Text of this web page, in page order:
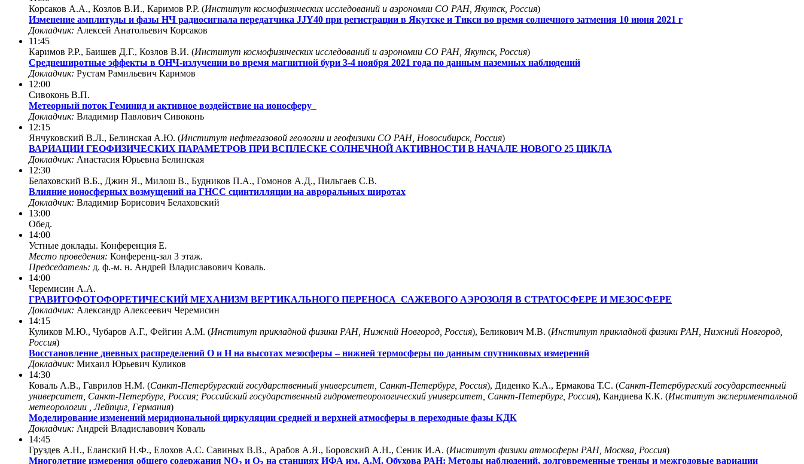
Корсаков А.А., Козлов В.И., Каримов Р.Р. (Институт космофизических исследований и аэрономии СО РАН, Якутск, Россия)
Изменение амплитуды и фазы НЧ радиосигнала передатчика JJY40 при регистрации в Якутске и Тикси во время солнечного затмения 10 июня 2021 г
Докладчик: Алексей Анатольевич Корсаков
11:45
Каримов Р.Р., Баишев Д.Г., Козлов В.И. (Институт космофизических исследований и аэрономии СО РАН, Якутск, Россия)
Среднеширотные эффекты в ОНЧ-излучении во время магнитной бури 3-4 ноября 2021 года по данным наземных наблюдений
Докладчик: Рустам Рамильевич Каримов
12:00
Сивоконь В.П.
Метеорный поток Геминид и активное воздействие на ионосферу
Докладчик: Владимир Павлович Сивоконь
12:15
Янчуковский В.Л., Белинская А.Ю. (Институт нефтегазовой геологии и геофизики СО РАН, Новосибирск, Россия)
ВАРИАЦИИ ГЕОФИЗИЧЕСКИХ ПАРАМЕТРОВ ПРИ ВСПЛЕСКЕ СОЛНЕЧНОЙ АКТИВНОСТИ В НАЧАЛЕ НОВОГО 25 ЦИКЛА
Докладчик: Анастасия Юрьевна Белинская
12:30
Белаховский В.Б., Джин Я., Милош В., Будников П.А., Гомонов А.Д., Пильгаев С.В.
Влияние ионосферных возмущений на ГНСС сцинтилляции на авроральных широтах
Докладчик: Владимир Борисович Белаховский
13:00
Обед.
14:00
Устные доклады. Конференция E.
Место проведения: Конференц-зал 3 этаж.
Председатель: д. ф.-м. н. Андрей Владиславович Коваль.
14:00
Черемисин А.А.
ГРАВИТОФОТОФОРЕТИЧЕСКИЙ МЕХАНИЗМ ВЕРТИКАЛЬНОГО ПЕРЕНОСА САЖЕВОГО АЭРОЗОЛЯ В СТРАТОСФЕРЕ И МЕЗОСФЕРЕ
Докладчик: Александр Алексеевич Черемисин
14:15
Куликов М.Ю., Чубаров А.Г., Фейгин А.М. (Институт прикладной физики РАН, Нижний Новгород, Россия), Беликович М.В. (Институт прикладной физики РАН, Нижний Новгород,
Россия)
Восстановление дневных распределений О и Н на высотах мезосферы – нижней термосферы по данным спутниковых измерений
Докладчик: Михаил Юрьевич Куликов
14:30
Коваль А.В., Гаврилов Н.М. (Санкт-Петербургский государственный университет, Санкт-Петербург, Россия), Диденко К.А., Ермакова Т.С. (Санкт-Петербургский государственный
университет, Санкт-Петербург, Россия; Российский государственный гидрометеорологический университет, Санкт-Петербург, Россия), Кандиева К.К. (Институт экспериментальной
метеорологии , Лейпциг, Германия)
Моделирование изменений меридиональной циркуляции средней и верхней атмосферы в переходные фазы КДК
Докладчик: Андрей Владиславович Коваль
14:45
Груздев А.Н., Еланский Н.Ф., Елохов А.С. Савиных В.В., Арабов А.Я., Боровский А.Н., Сеник И.А. (Институт физики атмосферы РАН, Москва, Россия)
Многолетние измерения общего содержания NO
и О на станциях ИФА им. А.М. Обухова РАН: Методы наблюдений, долговременные тренды и межгодовые вариации